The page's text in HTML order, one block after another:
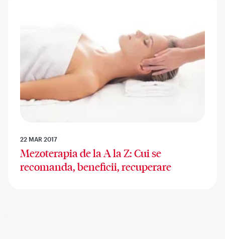
22 MAR 2017
Mezoterapia de la A la Z: Cui se
recomanda, beneficii, recuperare